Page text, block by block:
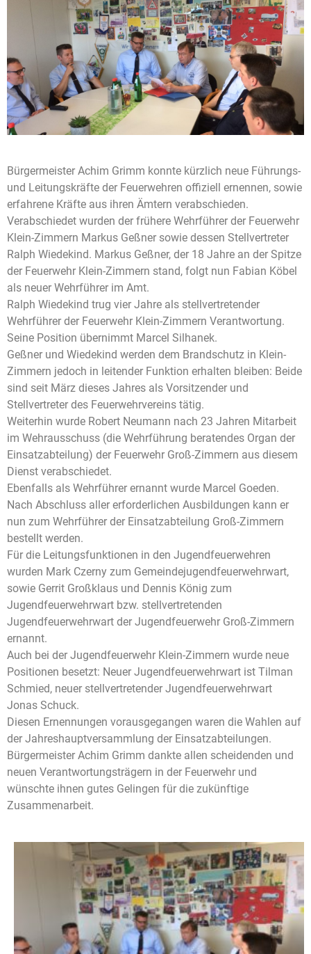
Bürgermeister Achim Grimm konnte kürzlich neue Führungs-
und Leitungskräfte der Feuerwehren offiziell ernennen, sowie
erfahrene Kräfte aus ihren Ämtern verabschieden.
Verabschiedet wurden der frühere Wehrführer der Feuerwehr
Klein-Zimmern Markus Geßner sowie dessen Stellvertreter
Ralph Wiedekind. Markus Geßner, der 18 Jahre an der Spitze
der Feuerwehr Klein-Zimmern stand, folgt nun Fabian Köbel
als neuer Wehrführer im Amt.
Ralph Wiedekind trug vier Jahre als stellvertretender
Wehrführer der Feuerwehr Klein-Zimmern Verantwortung.
Seine Position übernimmt Marcel Silhanek.
Geßner und Wiedekind werden dem Brandschutz in Klein-
Zimmern jedoch in leitender Funktion erhalten bleiben: Beide
sind seit März dieses Jahres als Vorsitzender und
Stellvertreter des Feuerwehrvereins tätig.
Weiterhin wurde Robert Neumann nach 23 Jahren Mitarbeit
im Wehrausschuss (die Wehrführung beratendes Organ der
Einsatzabteilung) der Feuerwehr Groß-Zimmern aus diesem
Dienst verabschiedet.
Ebenfalls als Wehrführer ernannt wurde Marcel Goeden.
Nach Abschluss aller erforderlichen Ausbildungen kann er
nun zum Wehrführer der Einsatzabteilung Groß-Zimmern
bestellt werden.
Für die Leitungsfunktionen in den Jugendfeuerwehren
wurden Mark Czerny zum Gemeindejugendfeuerwehrwart,
sowie Gerrit Großklaus und Dennis König zum
Jugendfeuerwehrwart bzw. stellvertretenden
Jugendfeuerwehrwart der Jugendfeuerwehr Groß-Zimmern
ernannt.
Auch bei der Jugendfeuerwehr Klein-Zimmern wurde neue
Positionen besetzt: Neuer Jugendfeuerwehrwart ist Tilman
Schmied, neuer stellvertretender Jugendfeuerwehrwart
Jonas Schuck.
Diesen Ernennungen vorausgegangen waren die Wahlen auf
der Jahreshauptversammlung der Einsatzabteilungen.
Bürgermeister Achim Grimm dankte allen scheidenden und
neuen Verantwortungsträgern in der Feuerwehr und
wünschte ihnen gutes Gelingen für die zukünftige
Zusammenarbeit.